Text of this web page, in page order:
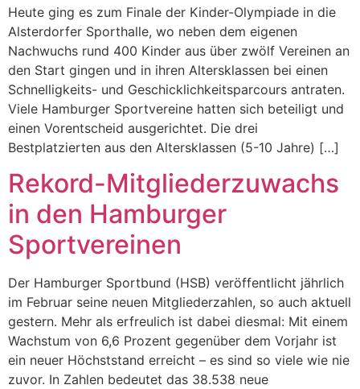
Heute ging es zum Finale der Kinder-Olympiade in die
Alsterdorfer Sporthalle, wo neben dem eigenen
Nachwuchs rund 400 Kinder aus über zwölf Vereinen an
den Start gingen und in ihren Altersklassen bei einen
Schnelligkeits- und Geschicklichkeitsparcours antraten.
Viele Hamburger Sportvereine hatten sich beteiligt und
einen Vorentscheid ausgerichtet. Die drei
Bestplatzierten aus den Altersklassen (5-10 Jahre) […]
Rekord-Mitgliederzuwachs
in den Hamburger
Sportvereinen
Der Hamburger Sportbund (HSB) veröffentlicht jährlich
im Februar seine neuen Mitgliederzahlen, so auch aktuell
gestern. Mehr als erfreulich ist dabei diesmal: Mit einem
Wachstum von 6,6 Prozent gegenüber dem Vorjahr ist
ein neuer Höchststand erreicht – es sind so viele wie nie
zuvor. In Zahlen bedeutet das 38.538 neue